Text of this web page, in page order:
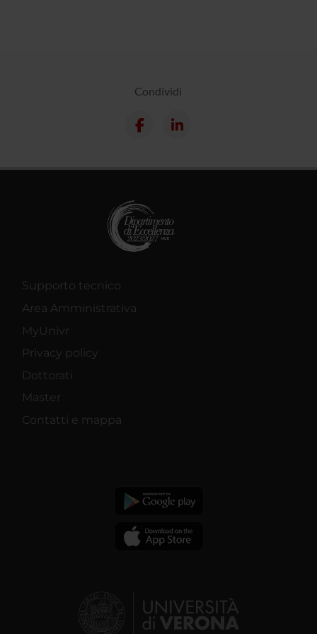
Condividi
Supporto tecnico
Area Amministrativa
MyUnivr
Privacy policy
Dottorati
Master
Contatti e mappa